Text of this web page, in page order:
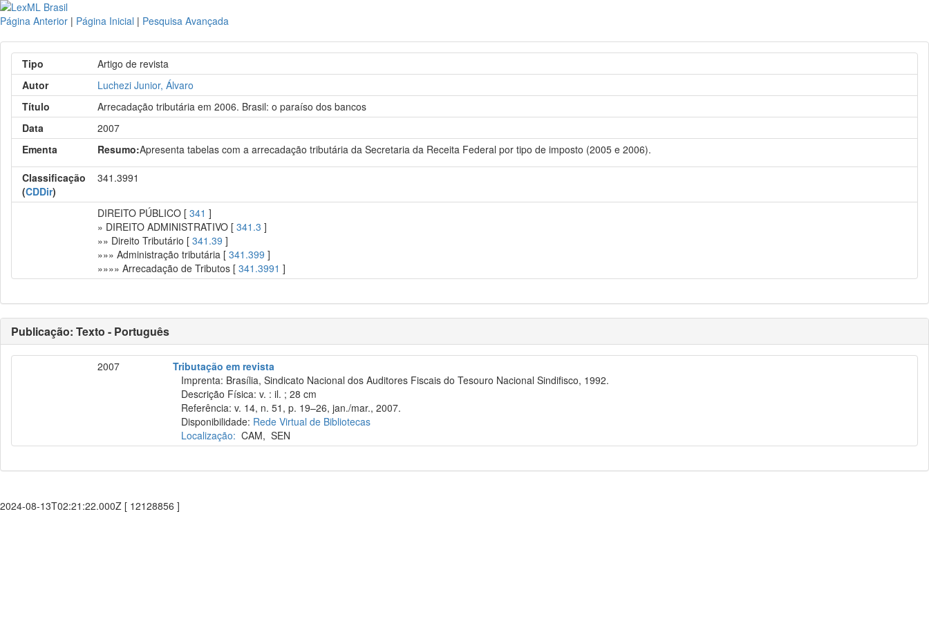
Página Anterior | Página Inicial | Pesquisa Avançada
Tipo
Artigo de revista
Autor
Luchezi Junior, Álvaro
Título
Arrecadação tributária em 2006. Brasil: o paraíso dos bancos
Data
2007
Ementa
Resumo:Apresenta tabelas com a arrecadação tributária da Secretaria da Receita Federal por tipo de imposto (2005 e 2006).
Classificação
(CDDir)
341.3991
DIREITO PÚBLICO [341 ]
» DIREITO ADMINISTRATIVO [341.3 ]
»» Direito Tributário [341.39 ]
»»» Administração tributária [341.399 ]
»»»» Arrecadação de Tributos [341.3991 ]
Publicação: Texto - Português
2007
Tributação em revista
Imprenta: Brasília, Sindicato Nacional dos Auditores Fiscais do Tesouro Nacional Sindifisco, 1992.
Descrição Física: v. : il. ; 28 cm
Referência: v. 14, n. 51, p. 19–26, jan./mar., 2007.
Disponibilidade: Rede Virtual de Bibliotecas
Localização: CAM,SEN
2024-08-13T02:21:22.000Z [ 12128856 ]